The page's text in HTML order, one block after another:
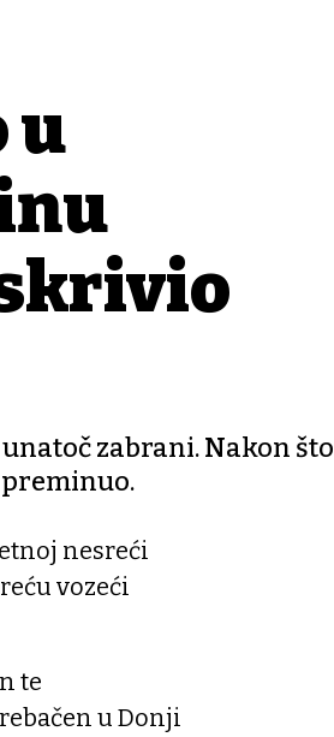
u
zabrani. Nakon što
nesreći
vozeći
te
u Donji